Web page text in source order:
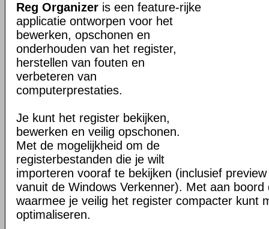
Reg Organizer is een feature-rijke
applicatie ontworpen voor het
bewerken, opschonen en
onderhouden van het register,
herstellen van fouten en
verbeteren van
computerprestaties.
Je kunt het register bekijken,
bewerken en veilig opschonen.
Met de mogelijkheid om de
registerbestanden die je wilt
importeren vooraf te bekijken (inclusief
vanuit de Windows Verkenner). Met aan boord
waarmee je veilig het register compacter kunt
optimaliseren.